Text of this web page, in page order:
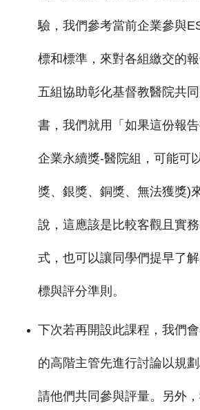
驗，我們參考當前企業參與
標和標準，來對各組繳交的
五組協助彰化基督教醫院共
書，我們就用「如果這份報
企業永續獎-醫院組，可能可
獎、銀獎、銅獎、無法獲獎)
說，這應該是比較客觀且實
式，也可以讓同學們提早了
標與評分準則。
下次若再開設此課程，我們
的高階主管先進行討論以規
請他們共同參與評量。另外